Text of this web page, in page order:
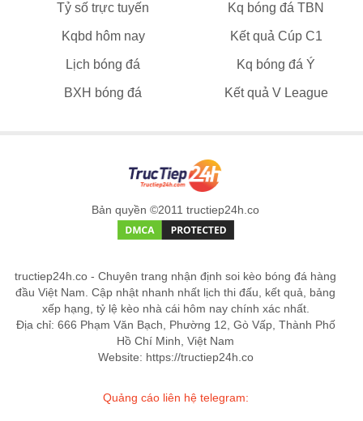
Tỷ số trực tuyến Kq bóng đá TBN
Kqbd hôm nay Kết quả Cúp C1
Lịch bóng đá Kq bóng đá Ý
BXH bóng đá Kết quả V League
Bản quyền ©2011 tructiep24h.co
tructiep24h.co - Chuyên trang nhận định soi kèo bóng đá hàng
đầu Việt Nam. Cập nhật nhanh nhất lịch thi đấu, kết quả, bảng
xếp hạng, tỷ lệ kèo nhà cái hôm nay chính xác nhất.
Địa chỉ: 666 Phạm Văn Bạch, Phường 12, Gò Vấp, Thành Phố
Hồ Chí Minh, Việt Nam
Website: https://tructiep24h.co
Quảng cáo liên hệ telegram: